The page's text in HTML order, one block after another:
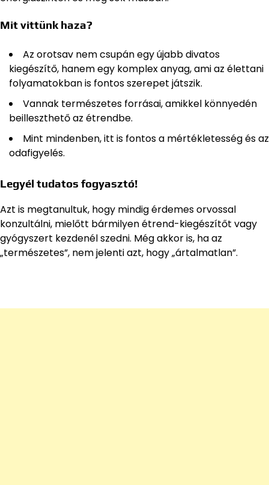
Mit vittünk haza?
Az orotsav nem csupán egy újabb divatos
kiegészítő, hanem egy komplex anyag, ami az élettani
folyamatokban is fontos szerepet játszik.
Vannak természetes forrásai, amikkel könnyedén
beilleszthető az étrendbe.
Mint mindenben, itt is fontos a mértékletesség és az
odafigyelés.
Legyél tudatos fogyasztó!
Azt is megtanultuk, hogy mindig érdemes orvossal
konzultálni, mielőtt bármilyen étrend-kiegészítőt vagy
gyógyszert kezdenél szedni. Még akkor is, ha az
„természetes”, nem jelenti azt, hogy „ártalmatlan”.